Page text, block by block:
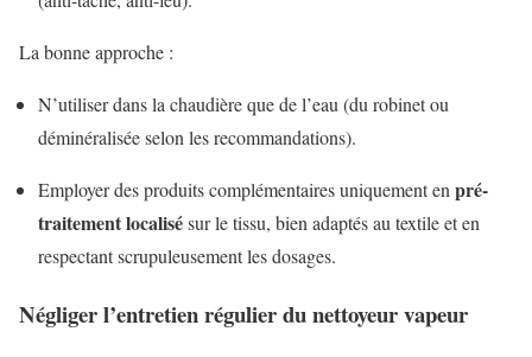
La bonne approche :
N’utiliser dans la chaudière que de l’eau (du robinet ou
déminéralisée selon les recommandations).
Employer des produits complémentaires uniquement en pré-
traitement localisésur le tissu, bien adaptés au textile et en
respectant scrupuleusement les dosages.
Négliger l’entretien régulier du nettoyeur vapeur